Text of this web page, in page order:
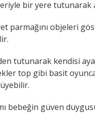
bir yere
parmağını objeleri
tutunarak kendisi
top gibi basit
bebeğin güven